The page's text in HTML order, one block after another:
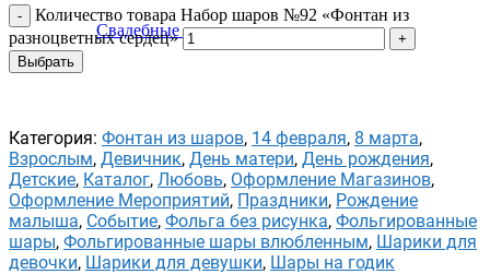
Свадебные растяжки
Количество товара Набор шаров №92 «Фонтан из
разноцветных сердец»
Выбрать
Категория: Фонтан из шаров, 14 февраля, 8 марта,
Взрослым, Девичник, День матери, День рождения,
Детские, Каталог, Любовь, Оформление Магазинов,
Оформление Мероприятий, Праздники, Рождение
малыша, Событие, Фольга без рисунка, Фольгированные
шары, Фольгированные шары влюбленным, Шарики для
девочки, Шарики для девушки, Шары на годик